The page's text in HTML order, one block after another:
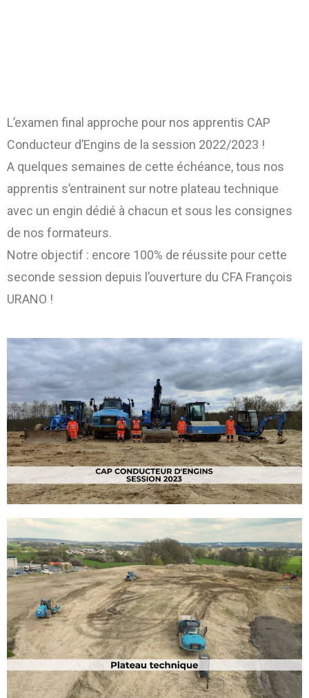
L’examen final approche pour nos apprentis CAP
Conducteur d’Engins de la session 2022/2023 !
A quelques semaines de cette échéance, tous nos
apprentis s’entrainent sur notre plateau technique
avec un engin dédié à chacun et sous les consignes
de nos formateurs.
Notre objectif : encore 100% de réussite pour cette
seconde session depuis l’ouverture du CFA François
URANO !